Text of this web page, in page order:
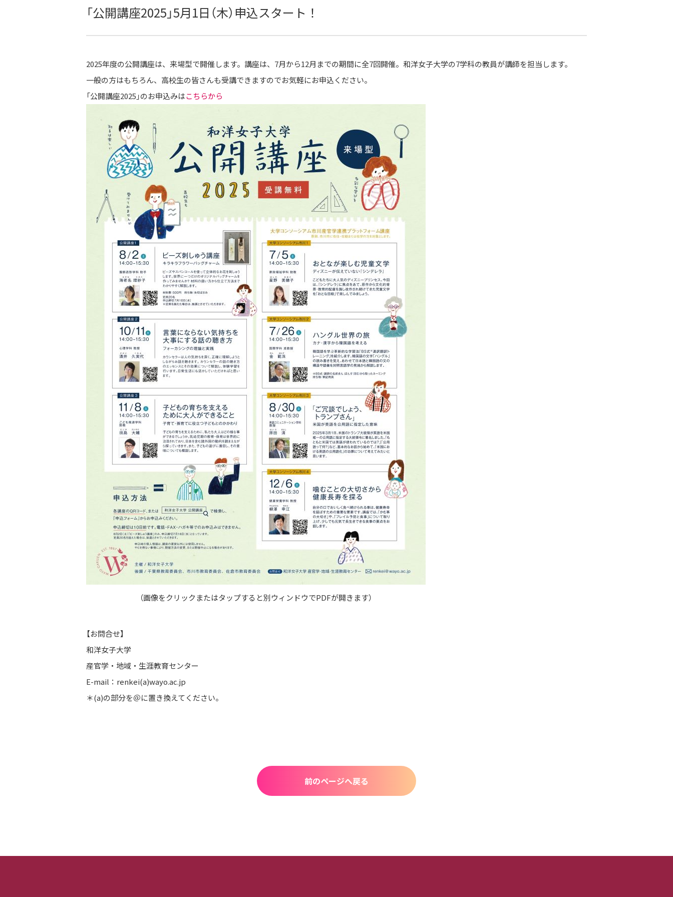
「公開講座2025」5月1日（木）申込スタート！
2025年度の公開講座は、来場型で開催します。講座は、7月から12月までの期間に全7回開催。和洋女子大学の7学科の教員が講師を担当します。
一般の方はもちろん、高校生の皆さんも受講できますのでお気軽にお申込ください。
「公開講座2025」のお申込みはこちらから
（画像をクリックまたはタップすると別ウィンドウでPDFが開きます）
【お問合せ】
和洋女子大学
産官学・地域・生涯教育センター
E-mail：renkei(a)wayo.ac.jp
＊(a)の部分を＠に置き換えてください。
前のページへ戻る